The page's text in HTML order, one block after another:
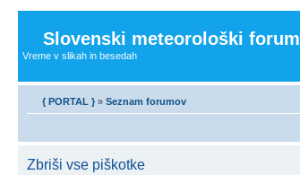
Slovenski meteorološki forum
Vreme v slikah in besedah
{ PORTAL } » Seznam forumov
Zbriši vse piškotke